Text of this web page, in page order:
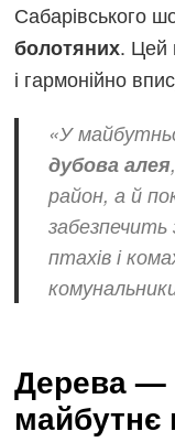
Сабарівського
болотяних. Цей
і гармонійно
«У
дубова алея
район, а й
птахів і
Дерева —
майбутнє